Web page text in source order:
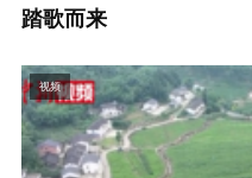
踏歌而来
视频